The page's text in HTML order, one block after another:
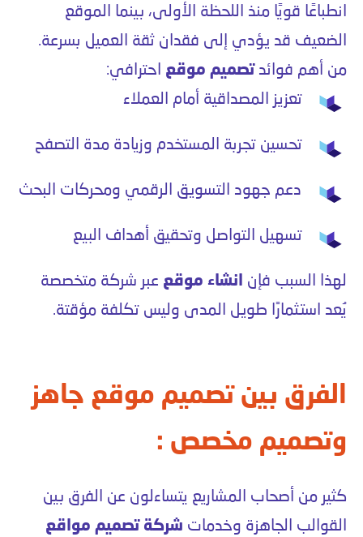
انطباعًا قويًا منذ اللحظة الأولى، بينما الموقع
الضعيف قد يؤدي إلى فقدان ثقة العميل بسرعة.
من أهم فوائدتصميم موقع احترافي:
تعزيز المصداقية أمام العملاء
تحسين تجربة المستخدم وزيادة مدة التصفح
دعم جهود التسويق الرقمي ومحركات البحث
تسهيل التواصل وتحقيق أهداف البيع
لهذا السبب فإن انشاء موقع عبر شركة متخصصة
يُعد استثمارًا طويل المدى وليس تكلفة مؤقتة.
الفرق بين تصميم موقع جاهز
وتصميم مخصص :
كثير من أصحاب المشاريع يتساءلون عن الفرق بين
القوالب الجاهزة وخدمات شركة تصميم مواقع